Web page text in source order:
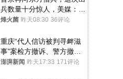
兵数量十分惊人，美媒：俄
朝要动真格？
烽火菌 昨天08:30 36评论
重庆“代人信访被判寻衅滋
事”案检方撤诉、警方撤
案，两被告人获国赔
澎湃新闻 昨天17:33 171评论